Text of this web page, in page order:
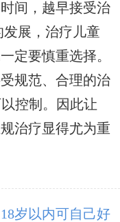
间，越早接受治
展，治疗儿童
定要慎重选择。
规范、合理的治
控制。因此让
治疗显得尤为重
岁以内可自己好